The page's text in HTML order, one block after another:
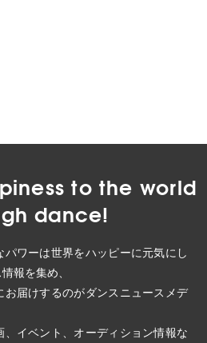
to the world
dance!
パワーは世界をハッピーに元気にし
報を集め、
お届けするのがダンスニュースメデ
、イベント、オーディション情報な